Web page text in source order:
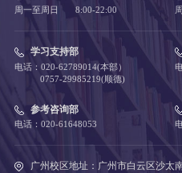
周一至周日 8:00-22:00
学习支持部
电话：020-62789014(本部）
0757-29985219(顺德)
参考咨询部
电话：020-61648053
广州校区地址：广州市白云区沙太